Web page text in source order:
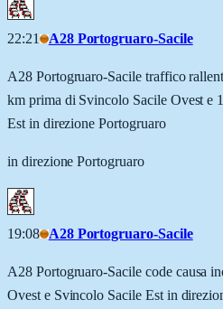
22:21 A28 Portogruaro-Sacile
A28 Portogruaro-Sacile traffico
km prima di Svincolo Sacile Ovest e
Est in direzione Portogruaro
in direzione Portogruaro
19:08 A28 Portogruaro-Sacile
A28 Portogruaro-Sacile code causa
Ovest e Svincolo Sacile Est in